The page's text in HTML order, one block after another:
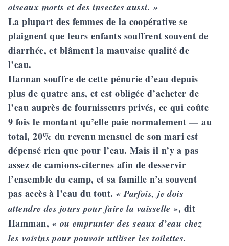
oiseaux morts et des insectes aussi. »
La plupart des femmes de la coopérative se
plaignent que leurs enfants souffrent souvent de
diarrhée, et blâment la mauvaise qualité de
l’eau.
Hannan souffre de cette pénurie d’eau depuis
plus de quatre ans, et est obligée d’acheter de
l’eau auprès de fournisseurs privés, ce qui coûte
9 fois le montant qu’elle paie normalement — au
total, 20% du revenu mensuel de son mari est
dépensé rien que pour l’eau. Mais il n’y a pas
assez de camions-citernes afin de desservir
l’ensemble du camp, et sa famille n’a souvent
pas accès à l’eau du tout.« Parfois, je dois
attendre des jours pour faire la vaisselle », dit
Hamman, « ou emprunter des seaux d’eau chez
les voisins pour pouvoir utiliser les toilettes.